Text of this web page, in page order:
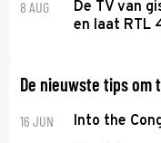
8 AUG
De TV van
en laat RTL
De nieuwste tips om
16 JUN Into the